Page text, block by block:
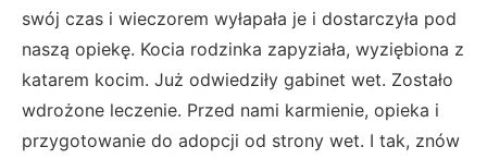
swój czas i wieczorem wyłapała je i dostarczyła pod
naszą opiekę. Kocia rodzinka zapyziała, wyziębiona z
katarem kocim. Już odwiedziły gabinet wet. Zostało
wdrożone leczenie. Przed nami karmienie, opieka i
przygotowanie do adopcji od strony wet. I tak, znów